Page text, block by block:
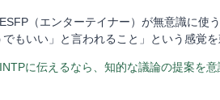
ESFP（エンターテイナー）が無意識に使
でもいい」と言われること」という感覚
INTPに伝えるなら、知的な議論の提案を